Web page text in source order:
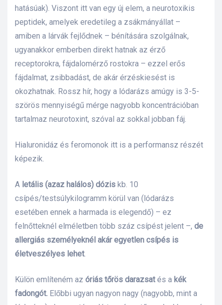
hatásúak). Viszont itt van egy új elem, a neurotoxikis
peptidek, amelyek eredetileg a zsákmányállat –
amiben a lárvák fejlődnek – bénítására szolgálnak,
ugyanakkor emberben direkt hatnak az érző
receptorokra, fájdalomérző rostokra – ezzel erős
fájdalmat, zsibbadást, de akár érzéskiesést is
okozhatnak. Rossz hír, hogy a lódarázs amúgy is 3-5-
szörös mennyiségű mérge nagyobb koncentrációban
tartalmaz neurotoxint, szóval az sokkal jobban fáj.
Hialuronidáz és feromonok itt is a performansz részét
képezik.
A letális (azaz halálos) dózis kb. 10
csípés/testsúlykilogramm körül van (lódarázs
esetében ennek a harmada is elegendő) – ez
felnőtteknél elméletben több száz csípést jelent –, de
allergiás személyeknél akár egyetlen csípés is
életveszélyes lehet.
Külön említeném az óriás tőrös darazsatés a kék
fadongót. Előbbi ugyan nagyon nagy (nagyobb, mint a